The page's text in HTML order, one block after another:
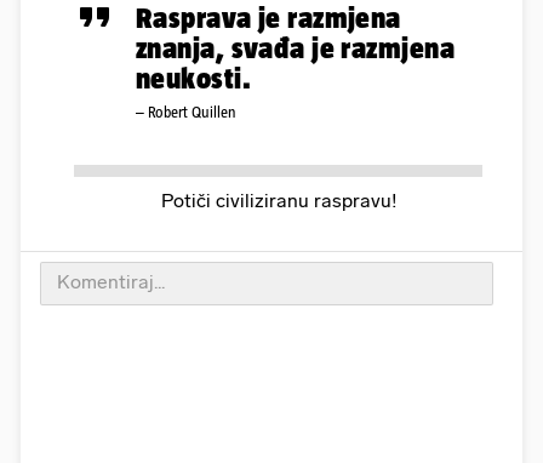
Rasprava je razmjena
znanja, svađa je razmjena
neukosti.
– Robert Quillen
Potiči civiliziranu raspravu!